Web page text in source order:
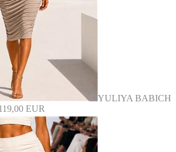
YULIYA BABICH
EUR